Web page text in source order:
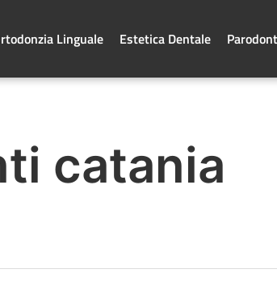
Linguale Estetica Dentale
catania